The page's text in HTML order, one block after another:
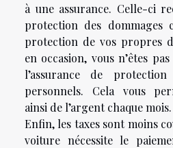
à une assurance. Celle-ci
protection des dommages
protection de vos propres
en occasion, vous n’êtes
l’assurance de
personnels. Cela vous
ainsi de l’argent chaque mois.
Enfin, les taxes sont moins
voiture nécessite le